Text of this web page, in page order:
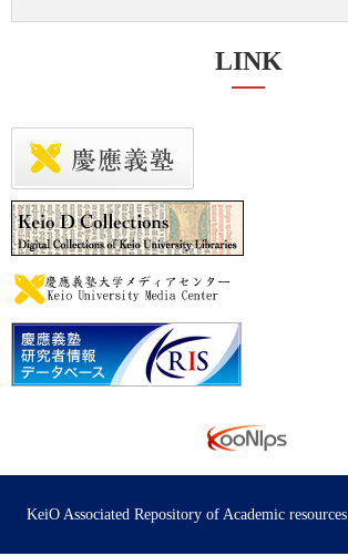
LINK
KeiO Associated Repository of Academic